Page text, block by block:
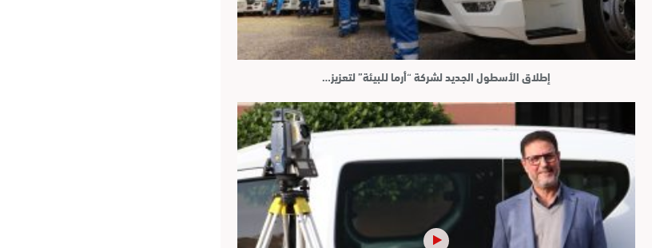
إطلاق الأسطول الجديد لشركة “أرما للبيئة” لتعزيز…